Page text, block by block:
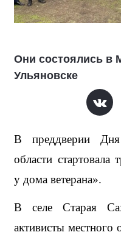
Они состоялись в
Ульяновске
В преддверии
области стартовала
у дома ветерана».
В селе Старая
активисты местного